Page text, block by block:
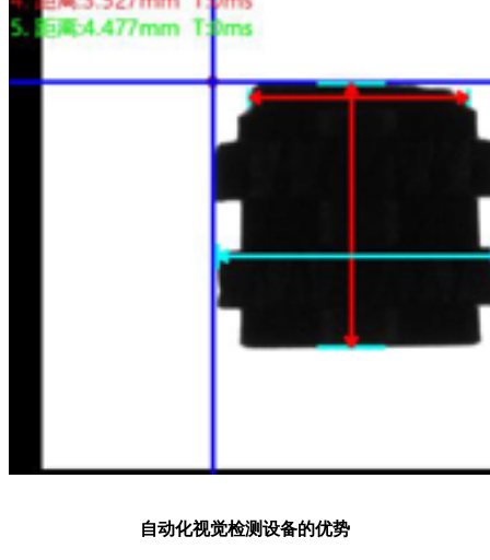
自动化视觉检测设备的优势